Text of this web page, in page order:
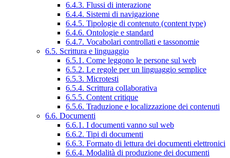
6.4.3. Flussi di interazione
6.4.4. Sistemi di navigazione
6.4.5. Tipologie di contenuto (content type)
6.4.6. Ontologie e standard
6.4.7. Vocabolari controllati e tassonomie
6.5. Scrittura e linguaggio
6.5.1. Come leggono le persone sul web
6.5.2. Le regole per un linguaggio semplice
6.5.3. Microtesti
6.5.4. Scrittura collaborativa
6.5.5. Content critique
6.5.6. Traduzione e localizzazione dei contenuti
6.6. Documenti
6.6.1. I documenti vanno sul web
6.6.2. Tipi di documenti
6.6.3. Formato di lettura dei documenti elettronici
6.6.4. Modalità di produzione dei documenti